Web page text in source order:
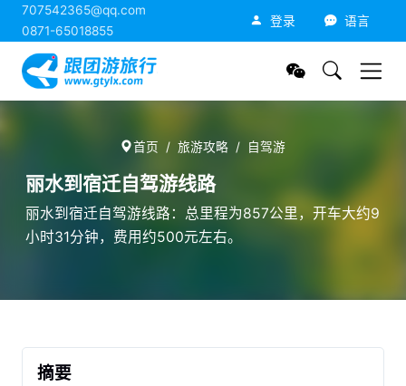
707542365@qq.com
0871-65018855
登录 语言
首页 旅游攻略 自驾游
丽水到宿迁自驾游线路
丽水到宿迁自驾游线路：总里程为857公里，开车大约9
小时31分钟，费用约500元左右。
摘要